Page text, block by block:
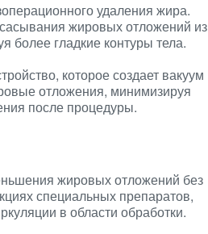
удаления жира.
жировых отложений из
более гладкие контуры тела.
которое создает вакуум
отложения, минимизируя
после процедуры.
жировых отложений без
специальных препаратов,
в области обработки.